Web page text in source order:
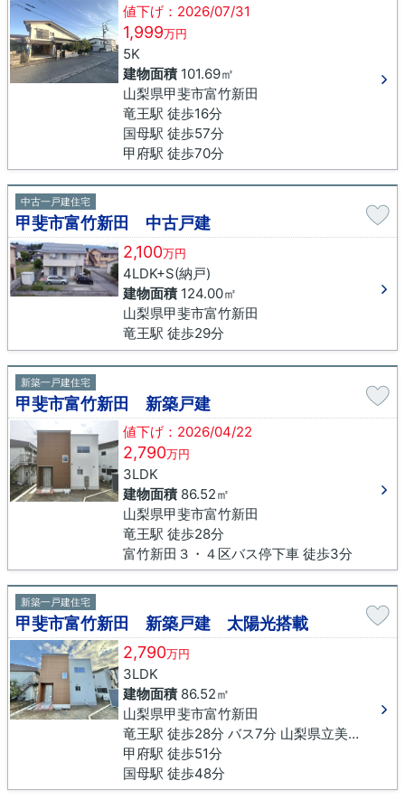
値下げ：2026/07/31
1,999万円
5K
建物面積101.69㎡
山梨県甲斐市富竹新田
竜王駅 徒歩16分
国母駅 徒歩57分
甲府駅 徒歩70分
中古一戸建住宅
甲斐市富竹新田 中古戸建
2,100万円
4LDK+S(納戸)
建物面積124.00㎡
山梨県甲斐市富竹新田
竜王駅 徒歩29分
新築一戸建住宅
甲斐市富竹新田 新築戸建
値下げ：2026/04/22
2,790万円
3LDK
建物面積86.52㎡
山梨県甲斐市富竹新田
竜王駅 徒歩28分
富竹新田３・４区バス停下車 徒歩3分
新築一戸建住宅
甲斐市富竹新田 新築戸建 太陽光搭載
2,790万円
3LDK
建物面積86.52㎡
山梨県甲斐市富竹新田
竜王駅 徒歩28分 バス7分 山梨県立美術館下車 徒歩8分
甲府駅 徒歩51分
国母駅 徒歩48分